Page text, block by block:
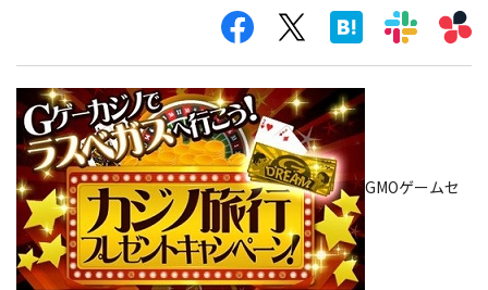
GMOゲームセ